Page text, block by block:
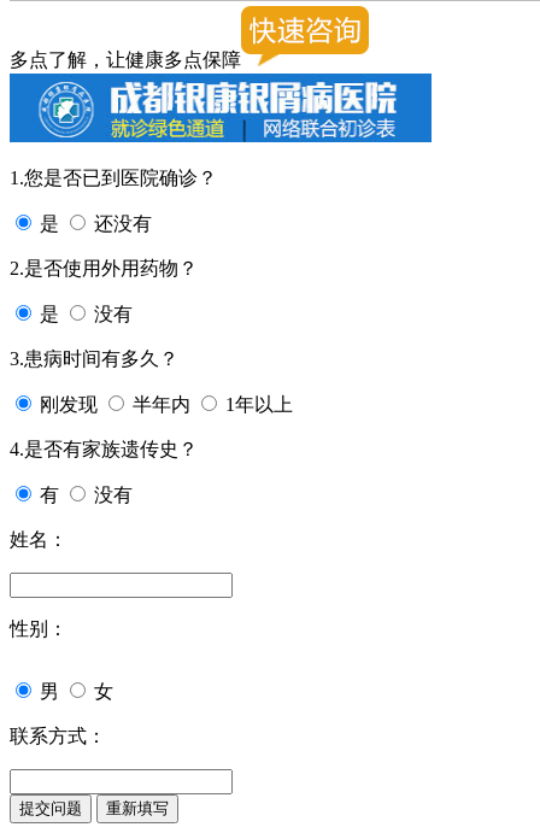
多点了解，让健康多点保障
1.您是否已到医院确诊？
是 还没有
2.是否使用外用药物？
是 没有
3.患病时间有多久？
刚发现 半年内 1年以上
4.是否有家族遗传史？
有 没有
姓名：
性别：
男 女
联系方式：